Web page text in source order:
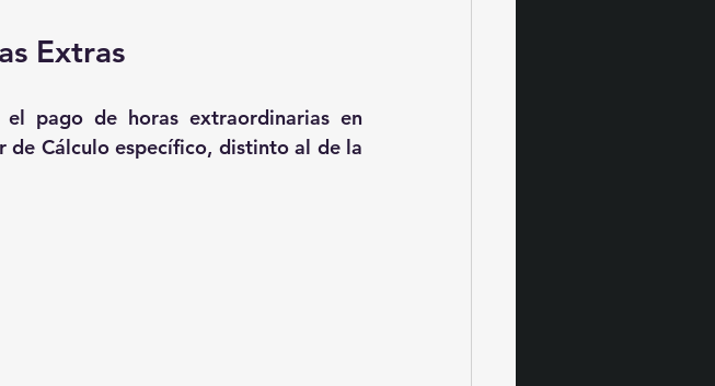
Extras
pago de horas extraordinarias en
de Cálculo específico, distinto al de la